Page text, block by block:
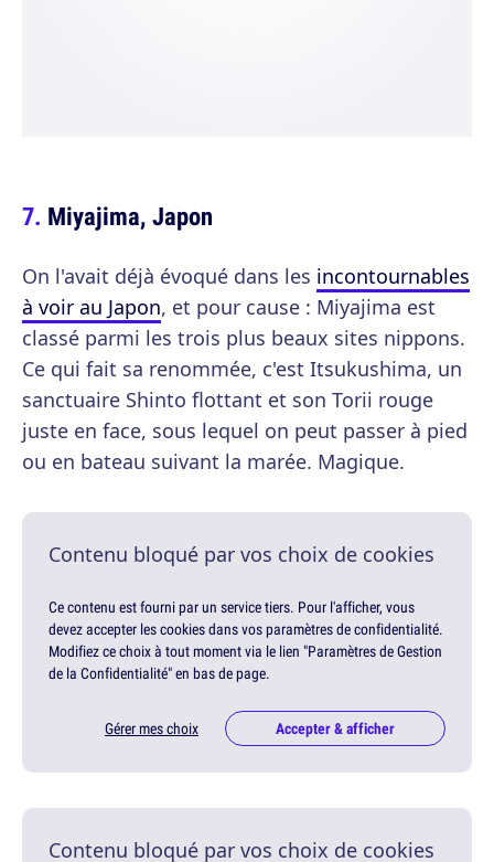
Miyajima, Japon
On l'avait déjà évoqué dans les incontournables
à voir au Japon, et pour cause : Miyajima est
classé parmi les trois plus beaux sites nippons.
Ce qui fait sa renommée, c'est Itsukushima, un
sanctuaire Shinto flottant et son Torii rouge
juste en face, sous lequel on peut passer à pied
ou en bateau suivant la marée. Magique.
Contenu bloqué par vos choix de cookies
Ce contenu est fourni par un service tiers. Pour l'afficher, vous
devez accepter les cookies dans vos paramètres de confidentialité.
Modifiez ce choix à tout moment via le lien "Paramètres de Gestion
de la Confidentialité" en bas de page.
Gérer mes choix Accepter & afficher
Contenu bloqué par vos choix de cookies